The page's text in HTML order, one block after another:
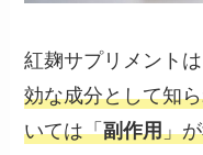
紅麹サプリメント
効な成分として知
いては「副作用」